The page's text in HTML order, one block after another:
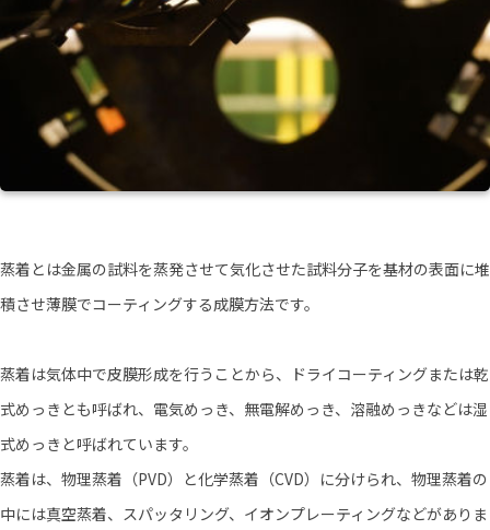
蒸着とは金属の試料を蒸発させて気化させた試料分子を基材の表面に堆
積させ薄膜でコーティングする成膜方法です。
蒸着は気体中で皮膜形成を行うことから、ドライコーティングまたは乾
式めっきとも呼ばれ、電気めっき、無電解めっき、溶融めっきなどは湿
式めっきと呼ばれています。
蒸着は、物理蒸着（PVD）と化学蒸着（CVD）に分けられ、物理蒸着の
中には真空蒸着、スパッタリング、イオンプレーティングなどがありま